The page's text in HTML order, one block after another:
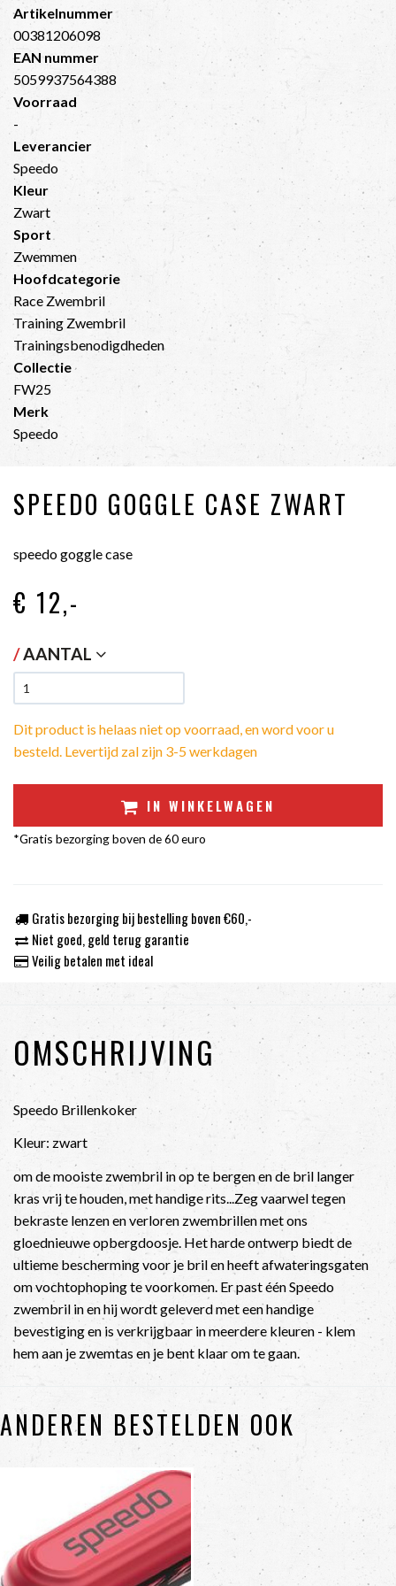
Artikelnummer
00381206098
EAN nummer
5059937564388
Voorraad
-
Leverancier
Speedo
Kleur
Zwart
Sport
Zwemmen
Hoofdcategorie
Race Zwembril
Training Zwembril
Trainingsbenodigdheden
Collectie
FW25
Merk
Speedo
SPEEDO GOGGLE CASE ZWART
speedo goggle case
€ 12,-
/AANTAL
Dit product is helaas niet op voorraad, en word voor u
besteld. Levertijd zal zijn 3-5 werkdagen
IN WINKELWAGEN
*Gratis bezorging boven de 60 euro
Gratis bezorging bij bestelling boven €60,-
Niet goed, geld terug garantie
Veilig betalen met ideal
OMSCHRIJVING
Speedo Brillenkoker
Kleur: zwart
om de mooiste zwembril in op te bergen en de bril langer
kras vrij te houden, met handige rits...Zeg vaarwel tegen
bekraste lenzen en verloren zwembrillen met ons
gloednieuwe opbergdoosje. Het harde ontwerp biedt de
ultieme bescherming voor je bril en heeft afwateringsgaten
om vochtophoping te voorkomen. Er past één Speedo
zwembril in en hij wordt geleverd met een handige
bevestiging en is verkrijgbaar in meerdere kleuren - klem
hem aan je zwemtas en je bent klaar om te gaan.
ANDEREN BESTELDEN OOK